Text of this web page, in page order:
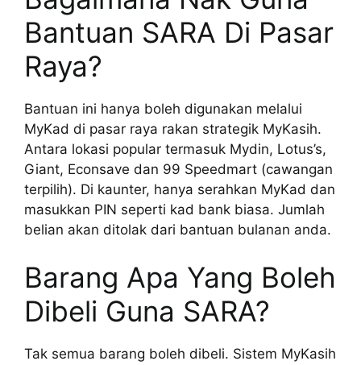
Bantuan SARA Di Pasar
Raya?
Bantuan ini hanya boleh digunakan melalui
MyKad di pasar raya rakan strategik MyKasih.
Antara lokasi popular termasuk Mydin, Lotus’s,
Giant, Econsave dan 99 Speedmart (cawangan
terpilih). Di kaunter, hanya serahkan MyKad dan
masukkan PIN seperti kad bank biasa. Jumlah
belian akan ditolak dari bantuan bulanan anda.
Barang Apa Yang Boleh
Dibeli Guna SARA?
Tak semua barang boleh dibeli. Sistem MyKasih